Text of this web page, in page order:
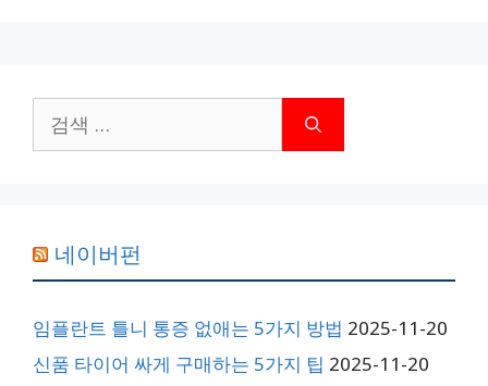
색:
네이버펀
임플란트 틀니 통증 없애는 5가지 방법 2025-11-20
신품 타이어 싸게 구매하는 5가지 팁 2025-11-20